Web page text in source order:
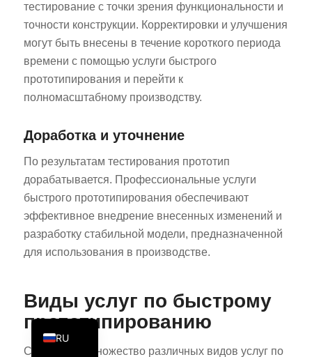
тестирование с точки зрения функциональности и
точности конструкции. Корректировки и улучшения
могут быть внесены в течение короткого периода
времени с помощью услуги быстрого
прототипирования и перейти к
полномасштабному производству.
Доработка и уточнение
По результатам тестирования прототип
дорабатывается. Профессиональные услуги
быстрого прототипирования обеспечивают
эффективное внедрение внесенных изменений и
разработку стабильной модели, предназначенной
для использования в производстве.
Виды услуг по быстрому
прототипированию
Существует множество различных видов услуг по
RU
EN
NL
PL
TR
ES
KO
PT
CS